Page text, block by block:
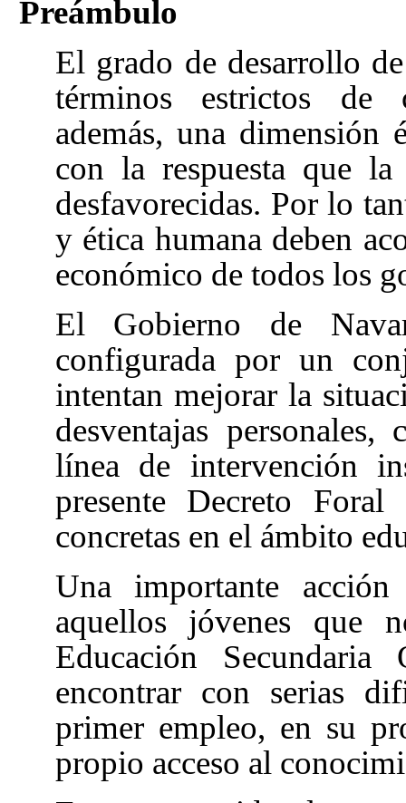
Preámbulo
El grado de desarrollo
términos estrictos de
además, una dimensión
con la respuesta que
desfavorecidas. Por lo
y ética humana deben
económico de todos los
El Gobierno de
configurada por un
intentan mejorar la
desventajas
línea de intervención
presente Decreto Foral
concretas en el ámbito
Una importante
aquellos jóvenes que
Educación
encontrar con serias
primer empleo, en su
propio acceso al